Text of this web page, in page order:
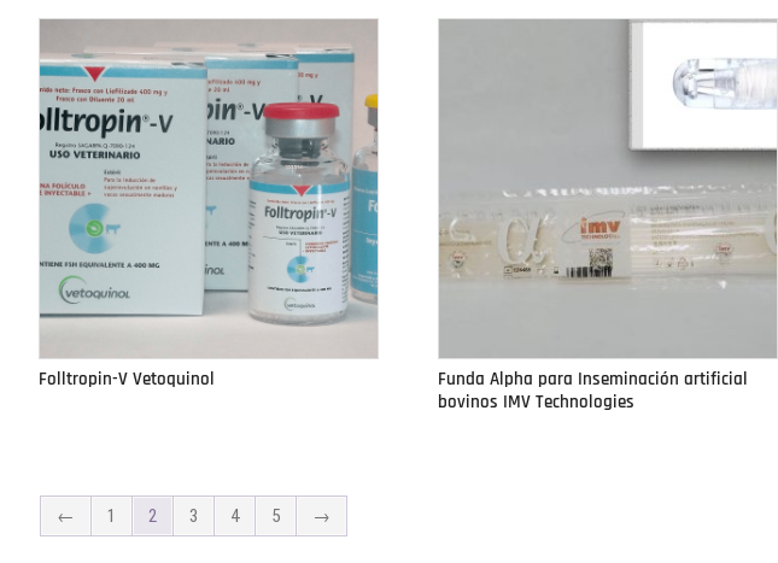
Folltropin-V Vetoquinol
Funda Alpha para Inseminación artificial
bovinos IMV Technologies
← 1 2 3 4 5 →